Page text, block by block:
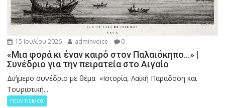
15 Ιουλίου 2026 adminvoice 0
«Μια φορά κι έναν καιρό στον Παλαιόκηπο…» |
Συνέδριο για την πειρατεία στο Αιγαίο
Διήμερο συνέδριο με θέμα «Ιστορία, Λαϊκή Παράδοση και
Τουριστική...
ΠΟΛΙΤΙΣΜΟΣ